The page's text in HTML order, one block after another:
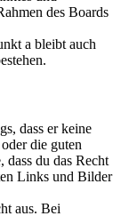
des Boards
a bleibt auch
dass er keine
die guten
dass du das Recht
Links und Bilder
aus. Bei